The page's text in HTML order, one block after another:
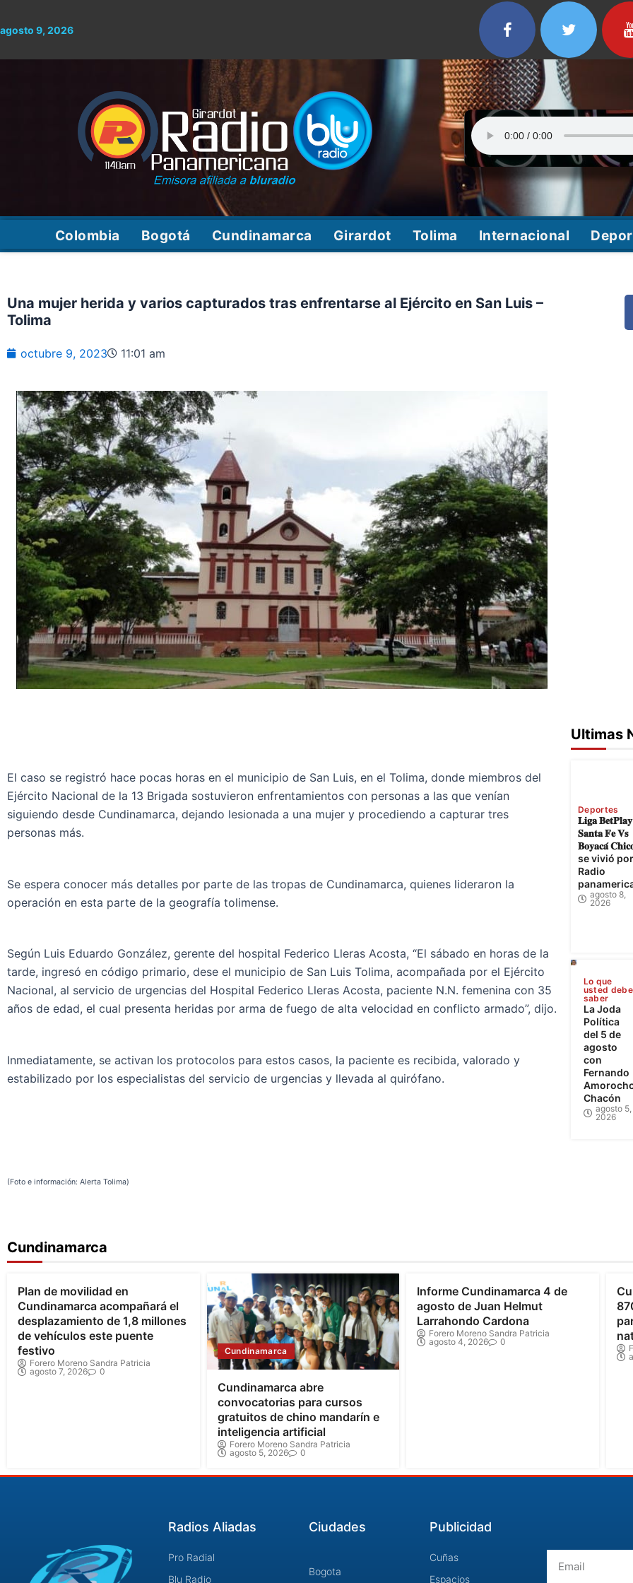
al
agosto 9, 2026
Colombia Bogotá Cundinamarca Girardot Tolima Internacional
Una mujer herida y varios capturados tras enfrentarse al Ejército en San Luis –
Tolima
octubre 9, 2023 11:01 am
El caso se registró hace pocas horas en el municipio de San Luis, en el Tolima, donde miembros del
Ejército Nacional de la 13 Brigada sostuvieron enfrentamientos con personas a las que venían
siguiendo desde Cundinamarca, dejando lesionada a una mujer y procediendo a capturar tres
personas más.
Se espera conocer más detalles por parte de las tropas de Cundinamarca, quienes lideraron la
operación en esta parte de la geografía tolimense.
Según Luis Eduardo González, gerente del hospital Federico Lleras Acosta, “El sábado en horas de la
tarde, ingresó en código primario, dese el municipio de San Luis Tolima, acompañada por el Ejército
Nacional, al servicio de urgencias del Hospital Federico Lleras Acosta, paciente N.N. femenina con 35
años de edad, el cual presenta heridas por arma de fuego de alta velocidad en conflicto armado”, dijo.
Inmediatamente, se activan los protocolos para estos casos, la paciente es recibida, valorado y
estabilizado por los especialistas del servicio de urgencias y llevada al quirófano.
(Foto e información: Alerta Tolima)
Ultimas
Deportes
𝐋𝐢𝐠𝐚
𝐒𝐚𝐧𝐭𝐚 𝐅𝐞 𝐕𝐬
𝐁𝐨𝐲𝐚𝐜𝐚́
se vivió por
Radio
agosto 8,
2026
Lo que
usted debe
saber
La Joda
Política
del 5 de
agosto
con
Fernando
Chacón
agosto 5,
2026
Cundinamarca
Bogotá Cundinamarca
Plan de movilidad en
Cundinamarca acompañará el
desplazamiento de 1,8 millones
de vehículos este puente
festivo
Forero Moreno Sandra Patricia
agosto 7, 2026
0
Cundinamarca
Cundinamarca abre
convocatorias para cursos
gratuitos de chino mandarín e
inteligencia artificial
Forero Moreno Sandra Patricia
agosto 5, 2026
0
Informe Cundinamarca 4 de
agosto de Juan Helmut
Larrahondo Cardona
Forero Moreno Sandra Patricia
agosto 4, 2026
0
Radios Aliadas
Pro Radial
Blu Radio
Ciudades
Bogota
Publicidad
Cuñas
Espacios